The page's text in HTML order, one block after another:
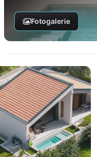
Fotogalerie